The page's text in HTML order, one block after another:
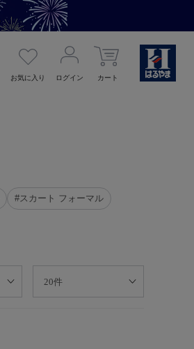
お気に入り ログイン カート
#スカート フォーマル